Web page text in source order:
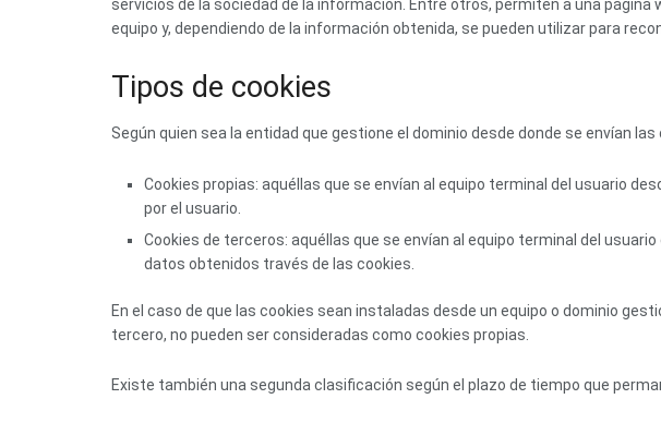
servicios de la sociedad de la información. Entre otros, permiten a una
equipo y, dependiendo de la información obtenida, se pueden utilizar para
Tipos de cookies
Según quien sea la entidad que gestione el dominio desde donde se envían
Cookies propias: aquéllas que se envían al equipo terminal del usuario
por el usuario.
Cookies de terceros: aquéllas que se envían al equipo terminal del
datos obtenidos través de las cookies.
En el caso de que las cookies sean instaladas desde un equipo o dominio
tercero, no pueden ser consideradas como cookies propias.
Existe también una segunda clasificación según el plazo de tiempo que